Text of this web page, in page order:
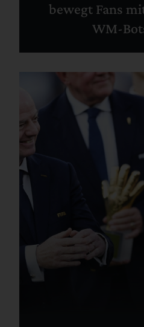
bewegt Fans
WM-